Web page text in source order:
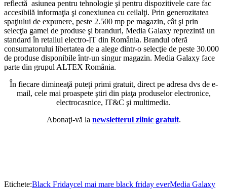
reflectă asiunea pentru tehnologie şi pentru dispozitivele care fac
accesibilă informaţia şi conexiunea cu ceilalţi. Prin generozitatea
spaţiului de expunere, peste 2.500 mp pe magazin, cât şi prin
selecţia gamei de produse şi branduri, Media Galaxy reprezintă un
standard în retailul electro-IT din România. Brandul oferă
consumatorului libertatea de a alege dintr-o selecţie de peste 30.000
de produse disponibile într-un singur magazin. Media Galaxy face
parte din grupul ALTEX România.
În fiecare dimineaţă puteți primi gratuit, direct pe adresa dvs de e-
mail, cele mai proaspete ştiri din piaţa produselor electronice,
electrocasnice, IT&C şi multimedia.
Abonaţi-vă la newsletterul zilnic gratuit.
Etichete:Black Fridaycel mai mare black friday everMedia Galaxy